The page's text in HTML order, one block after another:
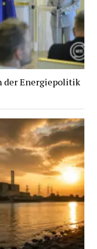
der Energiepolitik